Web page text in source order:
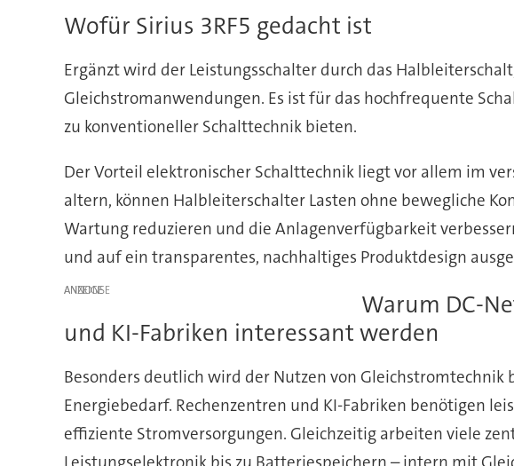
Wofür Sirius 3RF5 gedacht ist
Ergänzt wird der Leistungsschalter durch das
Gleichstromanwendungen. Es ist für das hochfrequente
zu konventioneller Schalttechnik bieten.
Der Vorteil elektronischer Schalttechnik liegt vor allem im
altern, können Halbleiterschalter Lasten ohne bewegliche
Wartung reduzieren und die Anlagenverfügbarkeit
und auf ein transparentes, nachhaltiges Produktdesign
ANZEIGE
Warum DC-
und KI-Fabriken interessant werden
Besonders deutlich wird der Nutzen von
Energiebedarf. Rechenzentren und KI-Fabriken benötigen
effiziente Stromversorgungen. Gleichzeitig arbeiten viele